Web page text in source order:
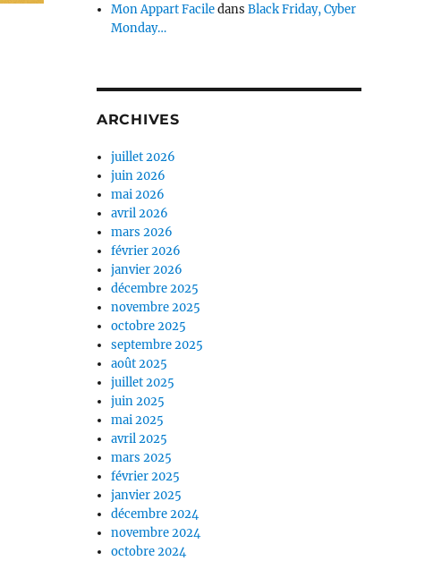
Mon Appart FaciledansBlack Friday, Cyber
Monday…
ARCHIVES
juillet 2026
juin 2026
mai 2026
avril 2026
mars 2026
février 2026
janvier 2026
décembre 2025
novembre 2025
octobre 2025
septembre 2025
août 2025
juillet 2025
juin 2025
mai 2025
avril 2025
mars 2025
février 2025
janvier 2025
décembre 2024
novembre 2024
octobre 2024